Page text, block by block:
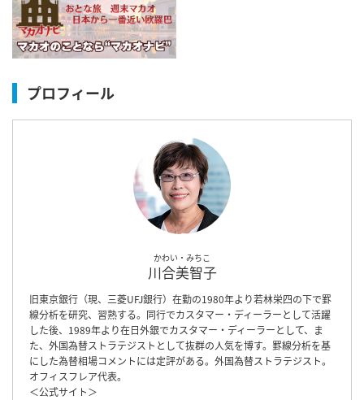
プロフィール
かわい・みちこ
川合美智子
旧東京銀行（現、三菱UFJ銀行）在勤の1980年より若林栄四の下で罫
線分析を研究、習熟する。同行でカスタマー・ディーラーとして活躍
した後、1989年より在日外銀でカスタマー・ディーラーとして、ま
た、外国為替ストラテジストとして抜群の人気を博す。罫線分析を基
にした為替相場コメントには定評がある。外国為替ストラテジスト。
オフィスフレア代表。
＜公式サイト＞